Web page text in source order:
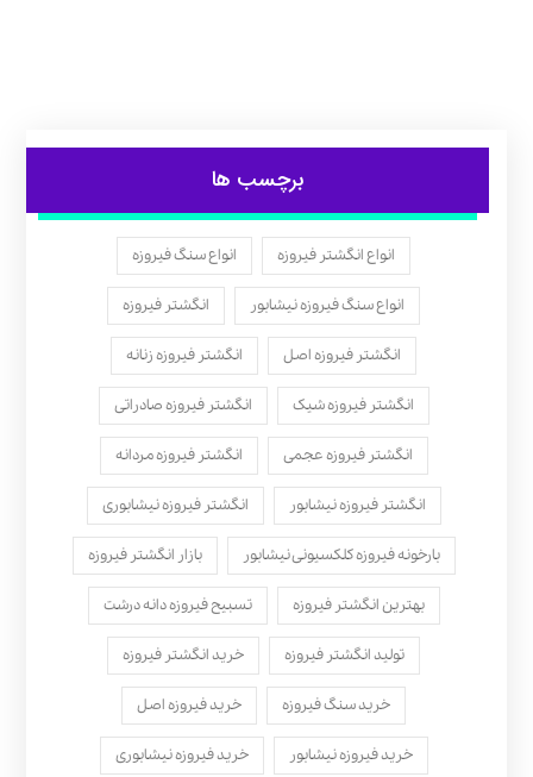
برچسب ها
انواع انگشتر فیروزه انواع سنگ فیروزه
انواع سنگ فیروزه نیشابور انگشتر فیروزه
انگشتر فیروزه اصل انگشتر فیروزه زنانه
انگشتر فیروزه شیک انگشتر فیروزه صادراتی
انگشتر فیروزه عجمی انگشتر فیروزه مردانه
انگشتر فیروزه نیشابور انگشتر فیروزه نیشابوری
بارخونه فیروزه کلکسیونی نیشابور بازار انگشتر فیروزه
بهترین انگشتر فیروزه تسبیح فیروزه دانه درشت
تولید انگشتر فیروزه خرید انگشتر فیروزه
خرید سنگ فیروزه خرید فیروزه اصل
خرید فیروزه نیشابور خرید فیروزه نیشابوری